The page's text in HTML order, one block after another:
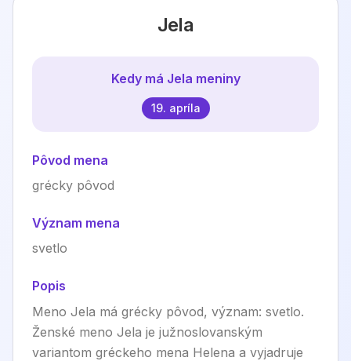
Jela
Kedy má Jela meniny
19. apríla
Pôvod mena
grécky pôvod
Význam mena
svetlo
Popis
Meno Jela má grécky pôvod, význam: svetlo.
Ženské meno Jela je južnoslovanským
variantom gréckeho mena Helena a vyjadruje